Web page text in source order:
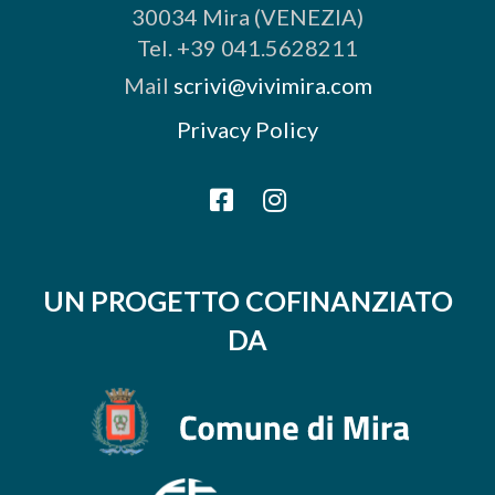
30034 Mira (VENEZIA)
Tel. +39 041.5628211
Mail scrivi@vivimira.com
Privacy Policy
UN PROGETTO COFINANZIATO
DA